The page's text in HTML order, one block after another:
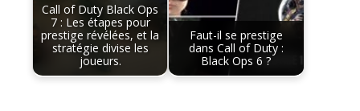
Call of Duty Black Ops
7 : Les étapes pour
prestige révélées, et la
stratégie divise les
joueurs.
Faut-il se prestige
dans Call of Duty :
Black Ops 6 ?